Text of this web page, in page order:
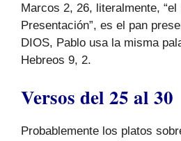
Marcos 2, 26, literalmente, “el
Presentación”, es el pan
DIOS, Pablo usa la misma
Hebreos 9, 2.
Versos del 25 al 30
Probablemente los platos